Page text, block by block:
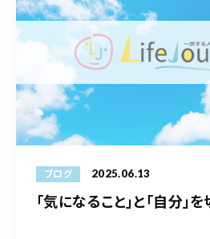
ブログ 2025.06.13
「気になること」と「自分」